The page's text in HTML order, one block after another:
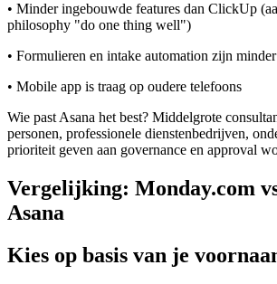
• Minder ingebouwde features dan ClickUp
philosophy "do one thing well")
• Formulieren en intake automation zijn
• Mobile app is traag op oudere telefoons
Wie past Asana het best? Middelgrote
personen, professionele dienstenbedrijven,
prioriteit geven aan governance en approval
Vergelijking: Monday.com
Asana
Kies op basis van je